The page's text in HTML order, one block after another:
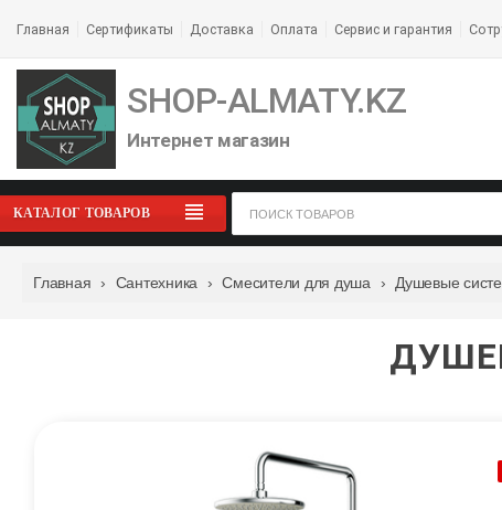
Главная Сертификаты Доставка Оплата Сервис и гарантия
SHOP-ALMATY.KZ
Интернет магазин
КАТАЛОГ ТОВАРОВ
Главная › Сантехника › Смесители для душа › Душевые